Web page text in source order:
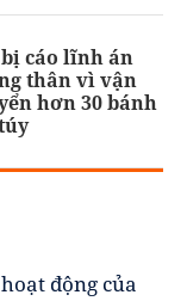
cáo lĩnh án
thân vì vận
hơn 30 bánh
động của